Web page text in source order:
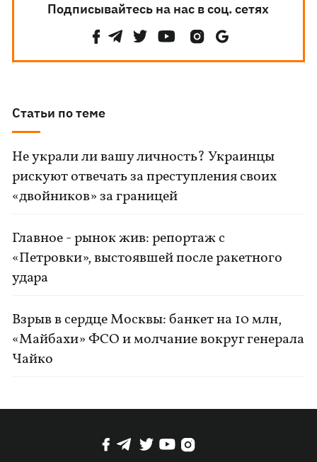
Подписывайтесь на нас в соц. сетях
Статьи по теме
Не украли ли вашу личность? Украинцы
рискуют отвечать за преступления своих
«двойников» за границей
Главное - рынок жив: репортаж с
«Петровки», выстоявшей после ракетного
удара
Взрыв в сердце Москвы: банкет на 10 млн,
«Майбахи» ФСО и молчание вокруг генерала
Чайко